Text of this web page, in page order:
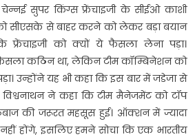
सुपर किंग्स फ्रेंचाइजी के सीईओ काशी
को सीएसके से बाहर करने को लेकर बड़ा बयान
फ्रेंचाइजी को क्यों ये फैसला लेना पड़ा।
कठिन था, लेकिन टीम कॉम्बिनेशन को
उन्होंने यह भी कहा कि इस बार में जडेजा से
विश्वनाथन ने कहा कि टीम मैनेजमेंट को टॉप
की जरूरत महसूस हुई। ऑक्शन में ज्यादा
होंगे, इसलिए हमने सोचा कि एक भारतीय